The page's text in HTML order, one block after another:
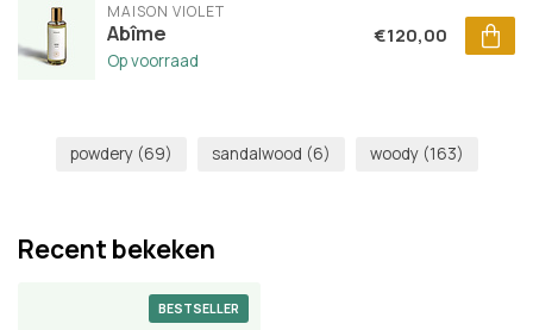
MAISON VIOLET
Abîme
Op voorraad
€120,00
powdery (69) sandalwood (6) woody (163)
Recent bekeken
BESTSELLER